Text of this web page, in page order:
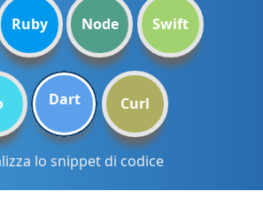
Ruby Node Swift
Dart Curl
lo snippet di codice